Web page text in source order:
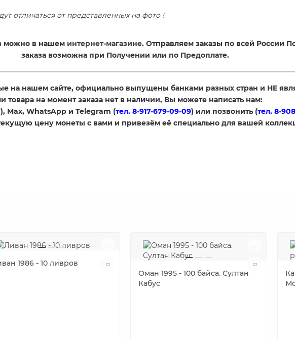
отличаться от представленных на фото !
можно в нашем интернет-магазине. Отправляем заказы по всей России
заказа возможна при Получении или по Предоплате.
на нашем сайте, официально выпущены банками разных стран и НЕ
товара на момент заказа нет в наличии, Вы можете написать нам:
), Max, WhatsApp и Telegram (тел. 8-917-679-09-09) или позвонить (тел. 8-
цену монеты с вами и привезём её специально для вашей
1986 - 10 ливров
Оман 1995 - 100 байса. Султан
Кабус